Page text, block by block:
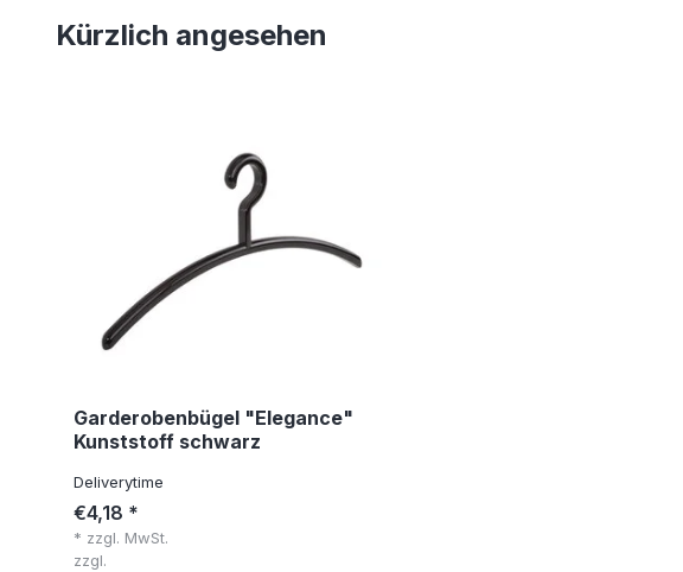
Kürzlich angesehen
Garderobenbügel "Elegance"
Kunststoff schwarz
Deliverytime
€4,18 *
* zzgl. MwSt.
zzgl.